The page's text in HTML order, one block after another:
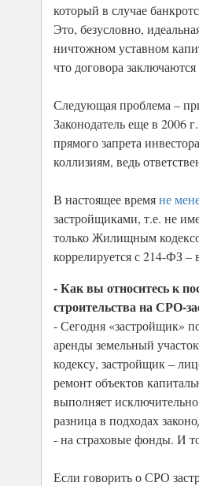
который в случае
Это, безусловно,
ничтожном уставном
что договора
Следующая проблема –
Законодатель еще в 2006
прямого запрета
коллизиям, ведь
В настоящее времяне
застройщиками, т.е. не
только Жилищным
коррелируется с 214-ФЗ
- Как вы относитесь к
строительства на СРО-
- Сегодня «застройщик»
аренды земельный
кодексу, застройщик –
ремонт объектов
выполняет
разница в подходах
- на страховые фонды. И
Если говорить о СРО